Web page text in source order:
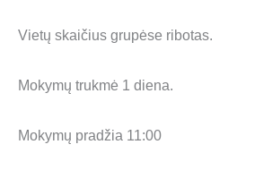
Vietų skaičius grupėse ribotas.
Mokymų trukmė 1 diena.
Mokymų pradžia 11:00